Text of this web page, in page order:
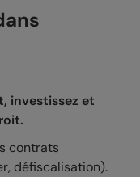
investissez et
contrats
défiscalisation).